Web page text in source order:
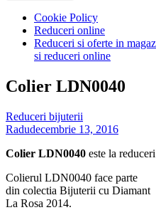
Cookie Policy
Reduceri online
Reduceri si oferte in
si reduceri online
Colier LDN0040
Reduceri bijuterii
Radudecembrie 13, 2016
Colier LDN0040 este la reduceri
Colierul LDN0040 face parte
din colectia Bijuterii cu Diamant
La Rosa 2014.